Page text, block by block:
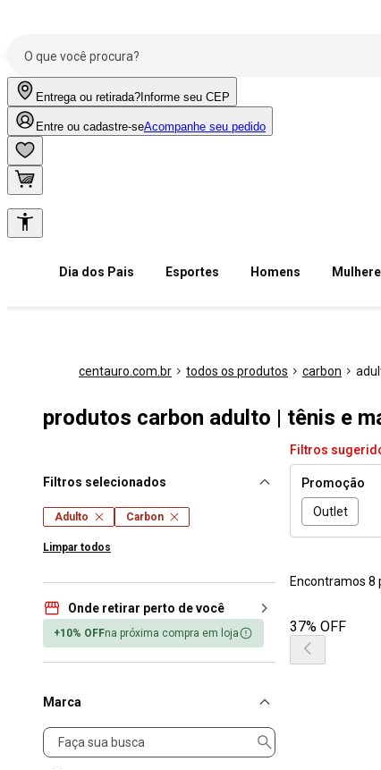
Entrega ou retirada? Informe seu CEP
Entre ou cadastre-seAcompanhe seu pedido
Dia dos Pais Esportes Homens
centauro.com.br todos os produtos carbon
produtos carbon adulto | tênis e
Filtros selecionados
Adulto Carbon
Limpar todos
Onde retirar perto de você
+10% OFFna próxima compra em loja
Marca
Marca
Filtros
Promoção
Outlet
Encontramos 8
37% OFF